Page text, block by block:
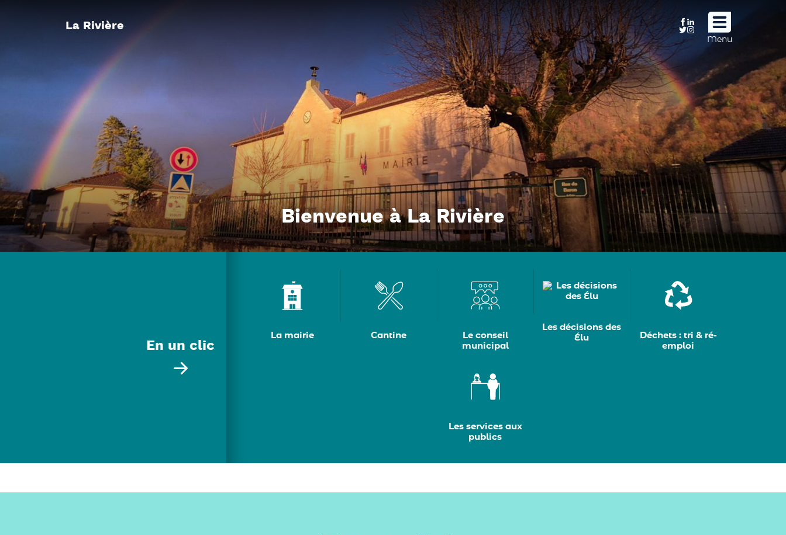
La Rivière
SuivezMenu
Bienvenue à La Rivière
En un clic
La mairie Cantine
Le conseil
municipal
Les décisions des
Élu
Déchets : tri & ré-
emploi
Les services aux
publics